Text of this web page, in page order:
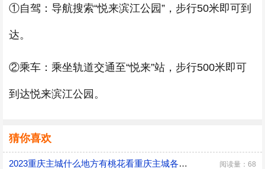
①自驾：导航搜索“悦来滨江公园”，步行50米即可到
达。
②乘车：乘坐轨道交通至“悦来”站，步行500米即可
到达悦来滨江公园。
猜你喜欢
2023重庆主城什么地方有桃花看重庆主城各地赏花的花期 阅读量：68